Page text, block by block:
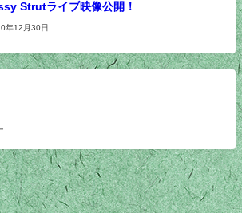
Strutライブ映像公開！
年12月30日